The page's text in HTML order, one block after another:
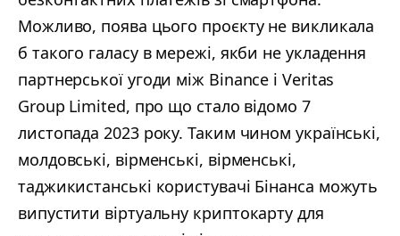
Можливо, поява цього проєкту не викликала
б такого галасу в мережі, якби не укладення
партнерської угоди між Binance і Veritas
Group Limited, про що стало відомо 7
листопада 2023 року. Таким чином українські,
молдовські, вірменські, вірменські,
таджикистанські користувачі Бінанса можуть
випустити віртуальну криптокарту для